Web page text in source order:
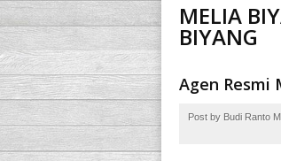
MELIA
BIYANG
Agen Resmi
Post by Budi Ranto